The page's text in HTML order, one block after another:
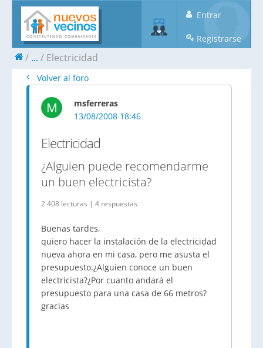
Entrar
Registrarse
... Electricidad
Volver al foro
M
msferreras
13/08/2008 18:46
Electricidad
¿Alguien puede recomendarme
un buen electricista?
2.408 lecturas | 4 respuestas
Buenas tardes,
quiero hacer la instalación de la electricidad
nueva ahora en mi casa, pero me asusta el
presupuesto.¿Alguien conoce un buen
electricista?¿Por cuanto andará el
presupuesto para una casa de 66 metros?
gracias